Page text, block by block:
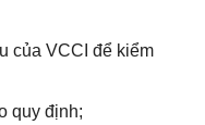
của VCCI để kiểm
quy định;